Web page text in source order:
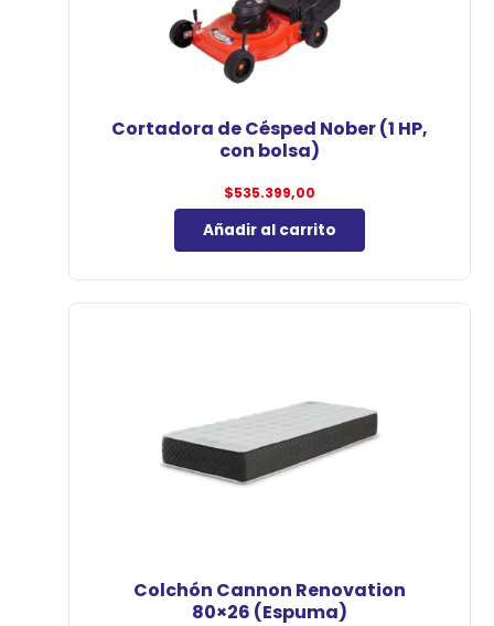
Cortadora de Césped Nober (1 HP,
con bolsa)
$535.399,00
Añadir al carrito
Colchón Cannon Renovation
80×26 (Espuma)